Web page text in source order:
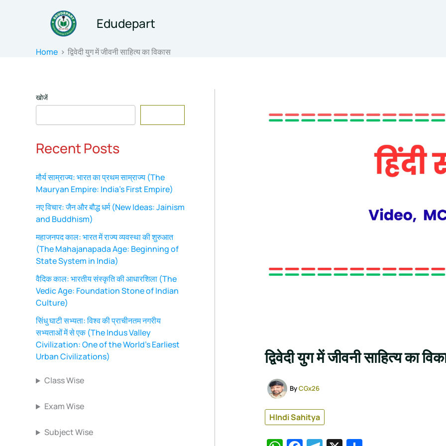
Edudepart
Home द्विवेदी युग में जीवनी साहित्य का विकास
खोजें
Recent Posts
मौर्य साम्राज्य: भारत का प्रथम साम्राज्य (The
Mauryan Empire: India’s First Empire)
नए विचार: जैन और बौद्ध धर्म (New Ideas: Jainism
and Buddhism)
महाजनपद काल: भारत में राज्य व्यवस्था की शुरुआत
(The Mahajanapada Age: Beginning of
State System in India)
वैदिक काल: भारतीय संस्कृति की आधारशिला (The
Vedic Age: Foundation Stone of Indian
Culture)
सिंधु घाटी सभ्यता: विश्व की प्राचीनतम नगरीय
सभ्यताओं में से एक (The Indus Valley
Civilization: One of the World’s Earliest
Urban Civilizations)
Class Wise
Exam Wise
Subject Wise
द्विवेदी युग में जीवनी साहित्य का
ByCGx26
HIndi Sahitya